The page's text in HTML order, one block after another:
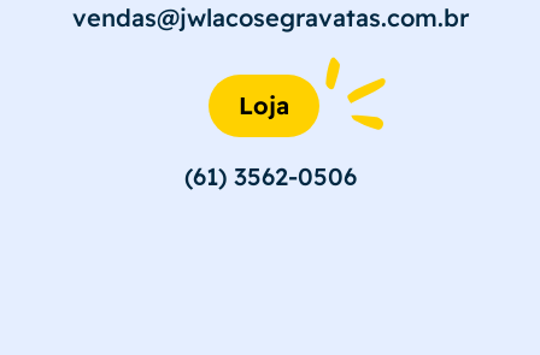
vendas@jwlacosegravatas.com.br
Loja
(61) 3562-0506